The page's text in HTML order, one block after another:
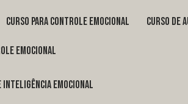
curso para controle emocional curso
emocional
inteligência emocional